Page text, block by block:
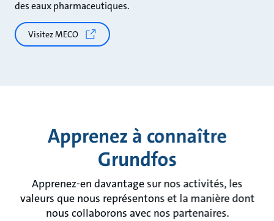
des eaux pharmaceutiques.
Visitez MECO
Apprenez à connaître
Grundfos
Apprenez-en davantage sur nos activités, les
valeurs que nous représentons et la manière dont
nous collaborons avec nos partenaires.